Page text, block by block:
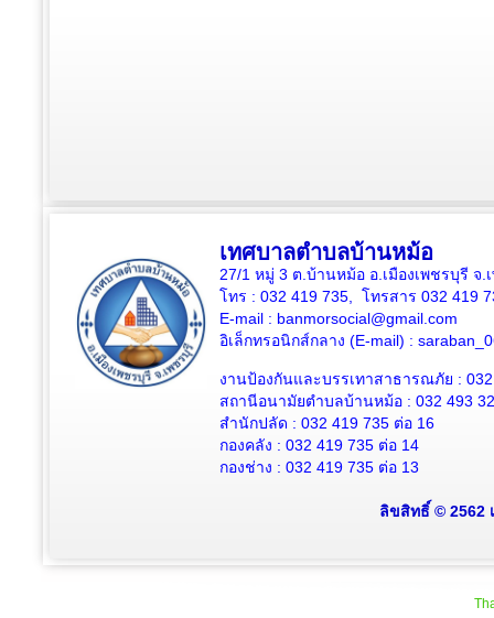
เทศบาลตำบลบ้านหม้อ
27/1 หมู่ 3 ต.บ้านหม้อ อ.เมืองเพชรบุรี จ.
โทร : 032 419 735, โทรสาร 032 419
E-mail : banmorsocial@gmail.com
อิเล็กทรอนิกส์กลาง (E-mail) :
งานป้องกันและบรรเทาสาธารณภัย :
สถานีอนามัยตำบลบ้านหม้อ : 032 493
สำนักปลัด : 032 419 735 ต่อ 16
กองคลัง : 032 419 735 ต่อ 14
กองช่าง : 032 419 735 ต่อ 13
ลิขสิทธิ์ © 2562